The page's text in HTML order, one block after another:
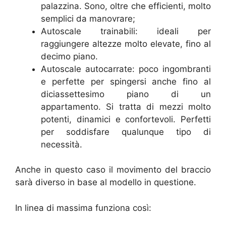
palazzina. Sono, oltre che efficienti, molto
semplici da manovrare;
Autoscale trainabili: ideali per
raggiungere altezze molto elevate, fino al
decimo piano.
Autoscale autocarrate: poco ingombranti
e perfette per spingersi anche fino al
diciassettesimo piano di un
appartamento. Si tratta di mezzi molto
potenti, dinamici e confortevoli. Perfetti
per soddisfare qualunque tipo di
necessità.
Anche in questo caso il movimento del braccio
sarà diverso in base al modello in questione.
In linea di massima funziona così: